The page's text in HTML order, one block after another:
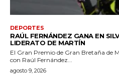
DEPORTES
RAÚL FERNÁNDEZ GANA EN
LIDERATO DE MARTÍN
El Gran Premio de Gran Bretaña de
con Raúl Fernández...
agosto 9, 2026